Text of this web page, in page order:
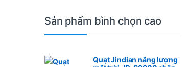
Sản phẩm bình chọn cao
Quạt Jindian năng lượng